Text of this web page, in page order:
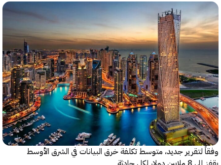
جديد، متوسط تكلفة خرق البيانات في الشرق الأوسط